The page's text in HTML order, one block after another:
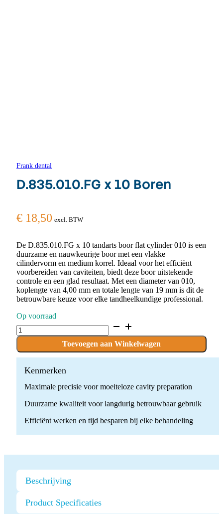
Frank dental
D.835.010.FG x 10 Boren
€ 18,50 excl. BTW
De D.835.010.FG x 10 tandarts boor flat cylinder 010 is een
duurzame en nauwkeurige boor met een vlakke
cilindervorm en medium korrel. Ideaal voor het efficiënt
voorbereiden van caviteiten, biedt deze boor uitstekende
controle en een glad resultaat. Met een diameter van 010,
koplengte van 4,00 mm en totale lengte van 19 mm is dit de
betrouwbare keuze voor elke tandheelkundige professional.
Op voorraad
D.835.010.FG
x
Boren
quantity
Toevoegen aan Winkelwagen
Kenmerken
Maximale precisie voor moeiteloze cavity preparation
Duurzame kwaliteit voor langdurig betrouwbaar gebruik
Efficiënt werken en tijd besparen bij elke behandeling
Beschrijving
Product Specificaties